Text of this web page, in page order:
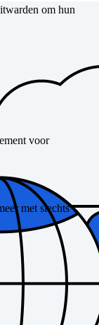
om hun
voor
met slechts